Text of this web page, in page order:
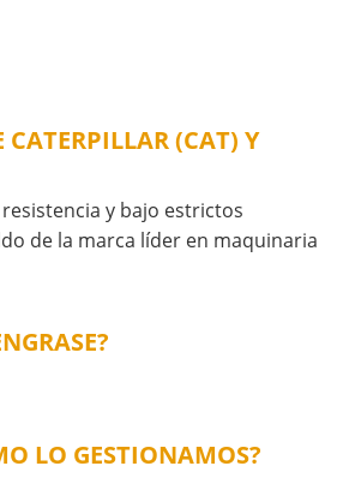
(CAT) Y
y bajo estrictos
de la marca líder en maquinaria
LO GESTIONAMOS?